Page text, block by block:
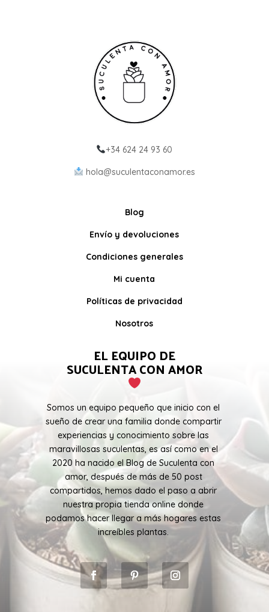
+34 624 24 93 60
hola@suculentaconamor.es
Blog
Envío y devoluciones
Condiciones generales
Mi cuenta
Políticas de privacidad
Nosotros
EL EQUIPO DE
SUCULENTA CON AMOR
Somos un equipo pequeño que inicio con el
sueño de crear una familia donde compartir
experiencias y conocimiento sobre las
maravillosas suculentas, es así como en el
2020 ha nacido el Blog de Suculenta con
amor, después de más de 50 post
compartidos, hemos dado el paso a abrir
nuestra propia tienda online donde
podamos hacer llegar a más hogares estas
increíbles plantas.